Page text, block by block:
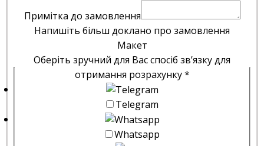
Примітка до замовлення
Напишіть більш доклано про замовлення
Макет
Оберіть зручний для Вас спосіб зв’язку для
отримання розрахунку*
Telegram
Whatsapp